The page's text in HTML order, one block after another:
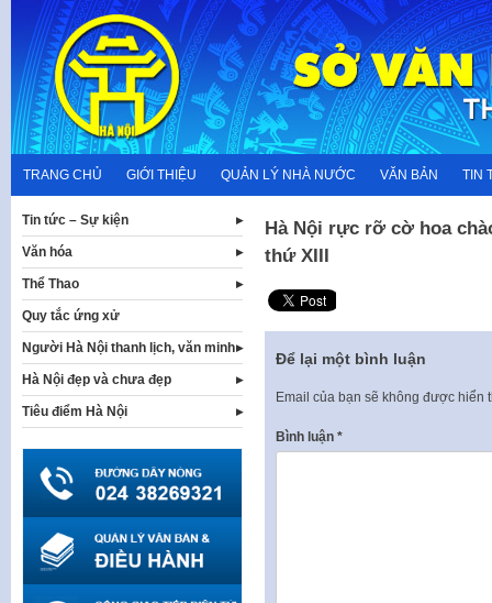
content
TRANG CHỦ GIỚI THIỆU QUẢN LÝ NHÀ NƯỚC VĂN BẢN TIN
Hà Nội rực rỡ cờ hoa
thứ XIII
Để lại một bình luận
Email của bạn sẽ không được hiển
Bình luận *
Tin tức – Sự kiện
Văn hóa
Thể Thao
Quy tắc ứng xử
Người Hà Nội thanh lịch, văn minh
Hà Nội đẹp và chưa đẹp
Tiêu điểm Hà Nội